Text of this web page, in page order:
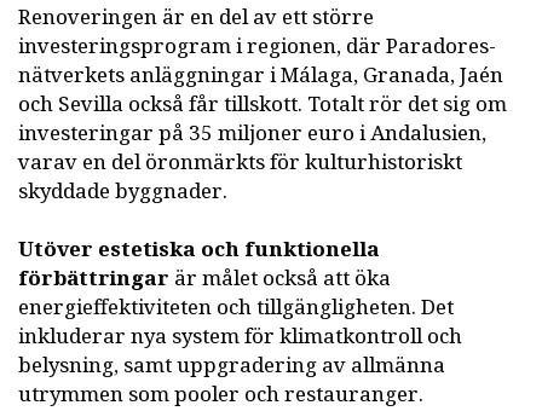
Renoveringen är en del av ett större
investeringsprogram i regionen, där Paradores-
nätverkets anläggningar i Málaga, Granada, Jaén
och Sevilla också får tillskott. Totalt rör det sig om
investeringar på 35 miljoner euro i Andalusien,
varav en del öronmärkts för kulturhistoriskt
skyddade byggnader.
Utöver estetiska och funktionella
förbättringar är målet också att öka
energieffektiviteten och tillgängligheten. Det
inkluderar nya system för klimatkontroll och
belysning, samt uppgradering av allmänna
utrymmen som pooler och restauranger.